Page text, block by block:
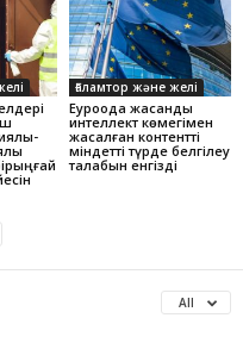
Ғаламтор және желі
Еуроодақ жасанды
интеллект көмегімен
жасалған контентті
міндетті түрде белгілеу
талабын енгізді
All